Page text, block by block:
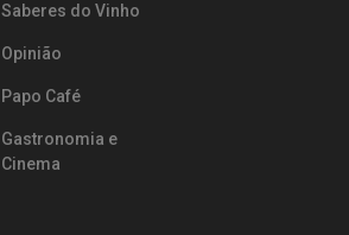
Saberes do Vinho
Opinião
Papo Café
Gastronomia e
Cinema